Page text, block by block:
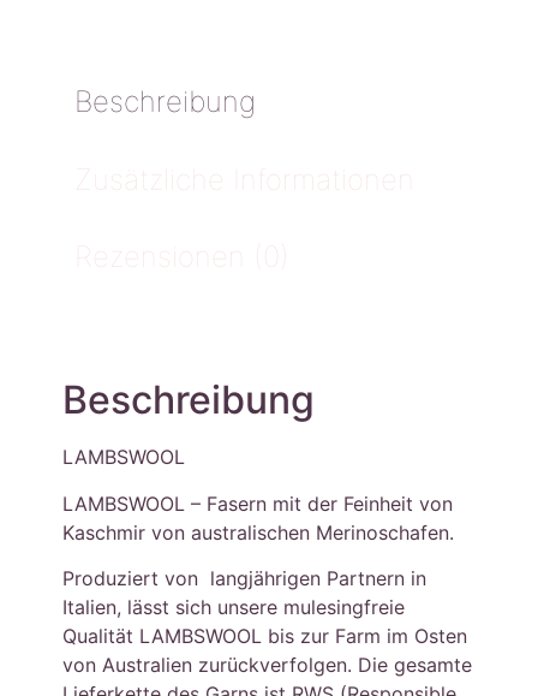
Beschreibung
Zusätzliche Informationen
Rezensionen (0)
Beschreibung
LAMBSWOOL
LAMBSWOOL – Fasern mit der Feinheit von
Kaschmir von australischen Merinoschafen.
Produziert von langjährigen Partnern in
Italien, lässt sich unsere mulesingfreie
Qualität LAMBSWOOL bis zur Farm im Osten
von Australien zurückverfolgen. Die gesamte